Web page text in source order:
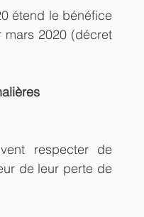
étend le bénéfice
mars 2020 (décret
respecter de
de leur perte de